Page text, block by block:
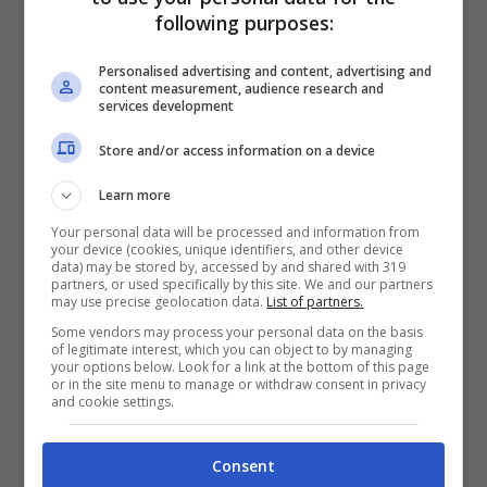
Stando infatti a quanto riportato dai
colleghi delCorriere dello Sport
Galatasaray avrebbe offerto a Victor
Osimhen un contratto da 16 milioni di euro
a stagione
per convincerlo a restare nella
Istanbul giallorossa. Il nigeriano non
avrebbe ancora preso una decisione
definitiva in merito al suo futuro, ma
quest’offerta lo starebbe allettando tanto.
following purposes:
Personalised advertising and content, advertising and
content measurement, audience research and
services development
Store and/or access information on a device
Learn more
Your personal data will be processed and information from
your device (cookies, unique identifiers, and other device
data) may be stored by, accessed by and shared with 319
partners, or used specifically by this site. We and our partners
may use precise geolocation data. List of partners.
Some vendors may process your personal data on the basis
of legitimate interest, which you can object to by managing
your options below. Look for a link at the bottom of this page
or in the site menu to manage or withdraw consent in privacy
and cookie settings.
Consent